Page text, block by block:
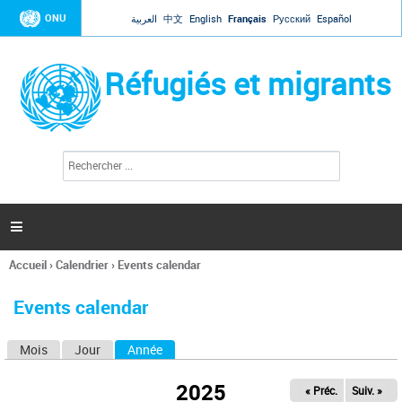
Jump to navigation
ONU العربية 中文 English Français Русский Español
Réfugiés et migrants
l
c
h
e

Vous
ici
Accueil›Calendrier› Events calendar
Events calendar
Mois Jour Année
2025 « Préc. Suiv. »